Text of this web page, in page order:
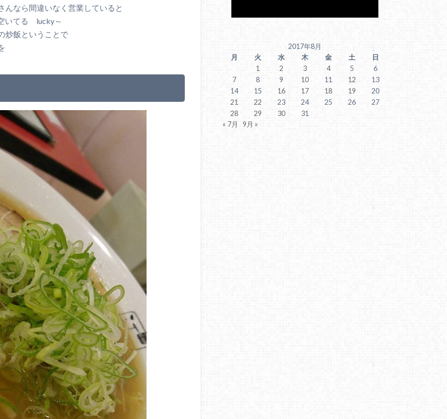
んなら間違いなく営業していると
いてる lucky～
炒飯ということで
2017年8月
月
火 水 木 金 土
日
1
2 3 4 5
6
7
8 9 10 11 12
13
14
15 16 17 18 19
20
21
22 23 24 25 26
27
28
29 30
31
« 7月
9月 »